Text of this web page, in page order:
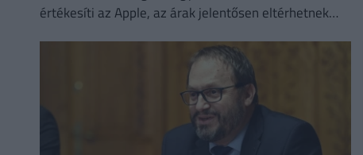
értékesíti az Apple, az árak jelentősen eltérhetnek